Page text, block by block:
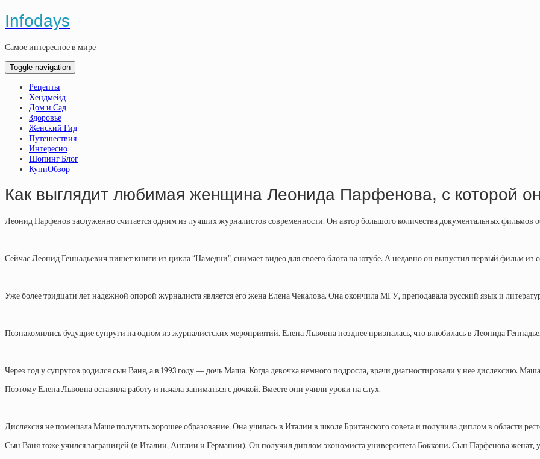
Infodays
Самое интересное в мире
Toggle navigation
Рецепты
Хендмейд
Дом и Сад
Здоровье
Женский Гид
Путешествия
Интересно
Шопинг Блог
КупиОбзор
Как выглядит любимая женщина Леонида Парфенова, с которой
Леонид Парфенов заслуженно считается одним из лучших журналистов современности. Он автор большого количества документальных фильмов
Сейчас Леонид Геннадьевич пишет книги из цикла “Намедни”, снимает видео для своего блога на ютубе. А недавно он выпустил первый фильм из
Уже более тридцати лет надежной опорой журналиста является его жена Елена Чекалова. Она окончила МГУ, преподавала русский язык и
Познакомились будущие супруги на одном из журналистских мероприятий. Елена Львовна позднее призналась, что влюбилась в Леонида
Через год у супругов родился сын Ваня, а в 1993 году — дочь Маша. Когда девочка немного подросла, врачи диагностировали у нее дислексию.
Поэтому Елена Львовна оставила работу и начала заниматься с дочкой. Вместе они учили уроки на слух.
Дислексия не помешала Маше получить хорошее образование. Она училась в Италии в школе Британского совета и получила диплом в области
Сын Ваня тоже учился заграницей (в Италии, Англии и Германии). Он получил диплом экономиста университета Боккони. Сын Парфенова женат,